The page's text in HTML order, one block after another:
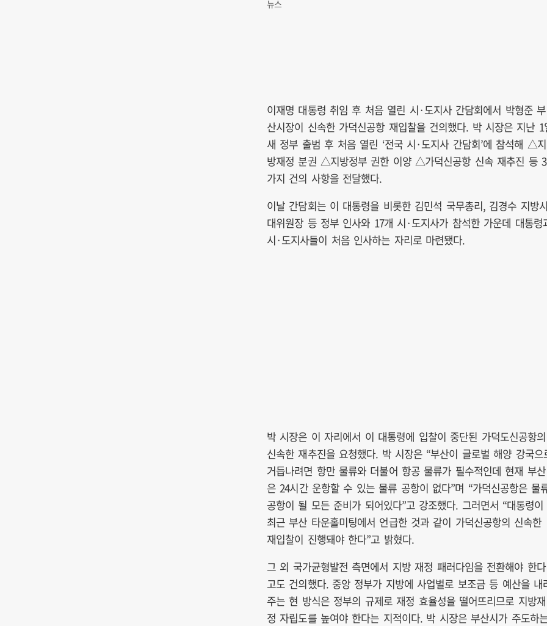
뉴스
이재명 대통령 취임 후 처음 열린 시·도지사 간담회에서 박형준 부
산시장이 신속한 가덕신공항 재입찰을 건의했다. 박 시장은 지난 1
새 정부 출범 후 처음 열린 ‘전국 시·도지사 간담회’에 참석해 △지
방재정 분권 △지방정부 권한 이양 △가덕신공항 신속 재추진 등 3
가지 건의 사항을 전달했다.
이날 간담회는 이 대통령을 비롯한 김민석 국무총리, 김경수 지방
대위원장 등 정부 인사와 17개 시·도지사가 참석한 가운데 대통령
시·도지사들이 처음 인사하는 자리로 마련됐다.
박 시장은 이 자리에서 이 대통령에 입찰이 중단된 가덕도신공항의
신속한 재추진을 요청했다. 박 시장은 “부산이 글로벌 해양 강국으
거듭나려면 항만 물류와 더불어 항공 물류가 필수적인데 현재 부산
은 24시간 운항할 수 있는 물류 공항이 없다”며 “가덕신공항은 물
공항이 될 모든 준비가 되어있다”고 강조했다. 그러면서 “대통령이
최근 부산 타운홀미팅에서 언급한 것과 같이 가덕신공항의 신속한
재입찰이 진행돼야 한다”고 밝혔다.
그 외 국가균형발전 측면에서 지방 재정 패러다임을 전환해야 한다
고도 건의했다. 중앙 정부가 지방에 사업별로 보조금 등 예산을 내
주는 현 방식은 정부의 규제로 재정 효율성을 떨어뜨리므로 지방재
정 자립도를 높여야 한다는 지적이다. 박 시장은 부산시가 주도하